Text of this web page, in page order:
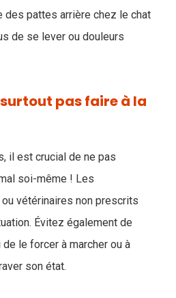
des pattes arrière chez le chat
de se lever ou douleurs
pas faire à la
il est crucial de ne pas
soi-même ! Les
vétérinaires non prescrits
Évitez également de
le forcer à marcher ou à
son état.